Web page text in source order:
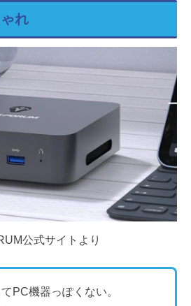
れ
公式サイトより
PC機器っぽくない。